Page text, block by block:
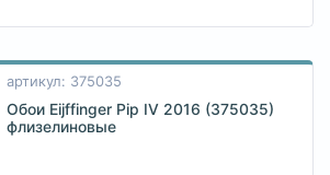
артикул: 375035
Обои Eijffinger Pip IV 2016 (375035)
флизелиновые